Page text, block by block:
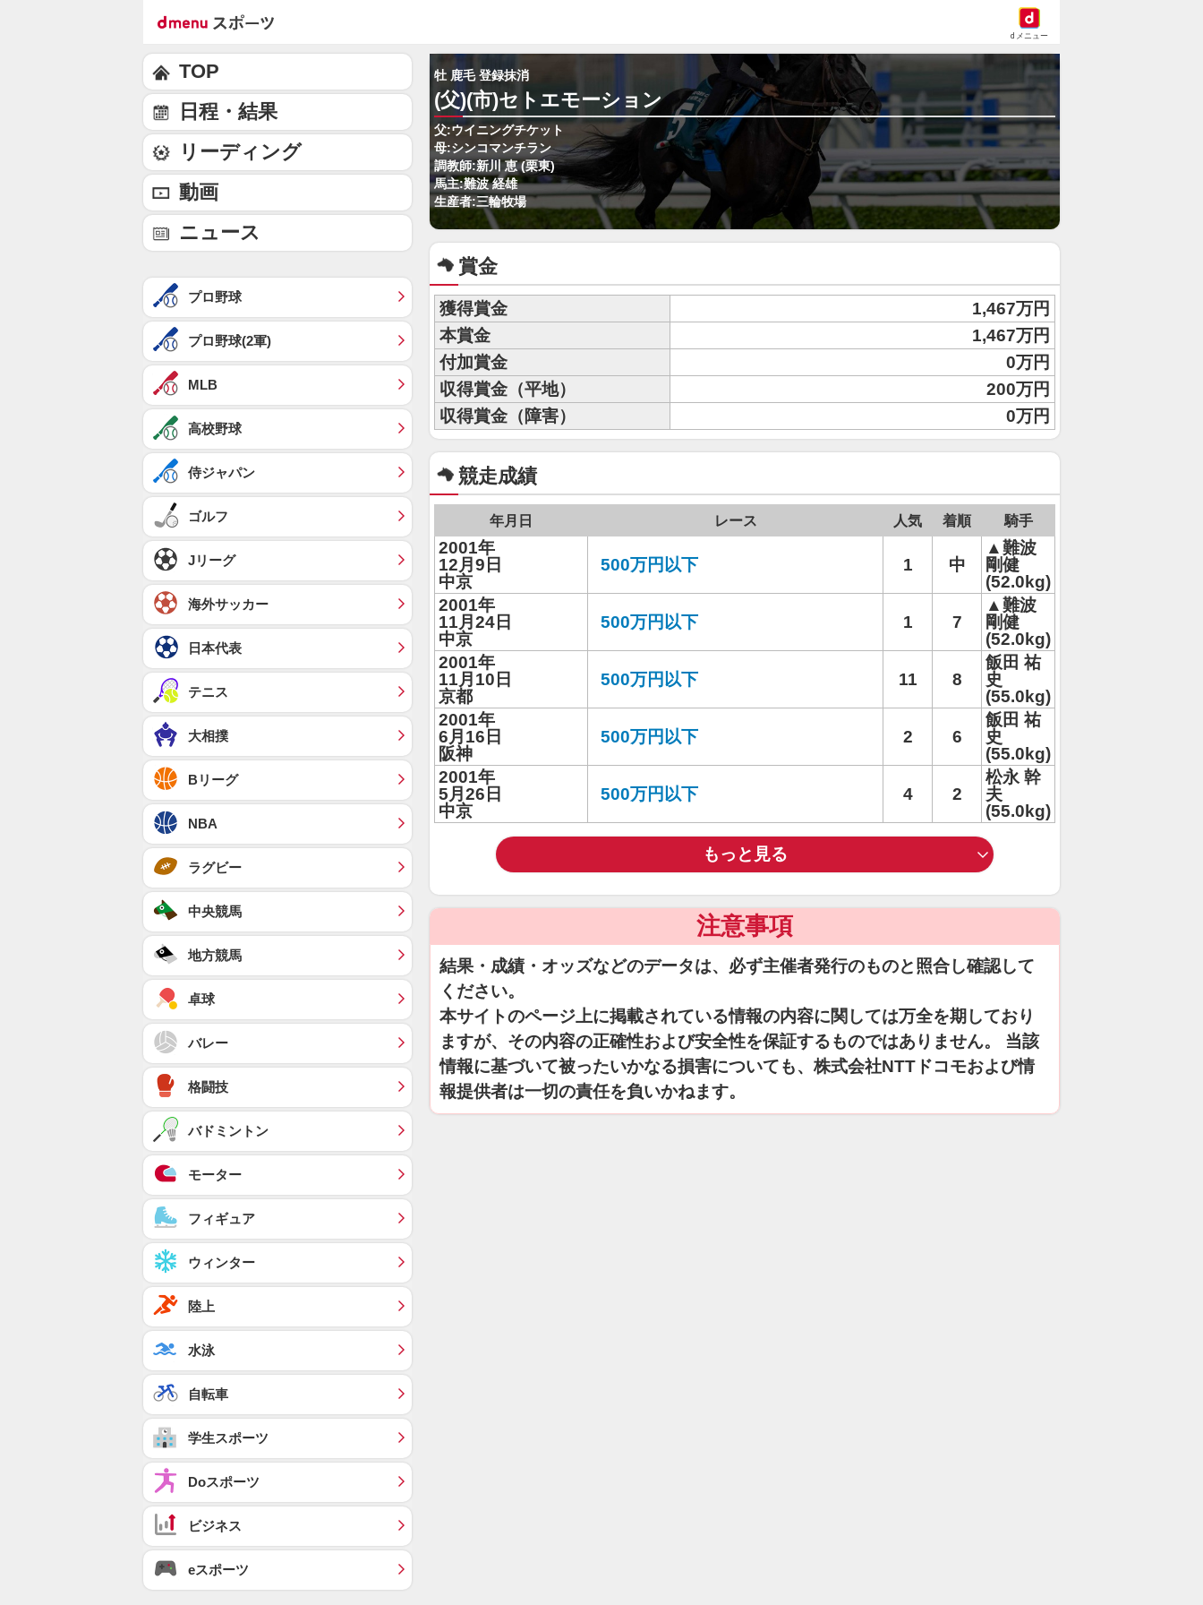
dメニュー
牡 鹿毛 登録抹消
(父)(市)セトエモーション
父:ウイニングチケット
母:シンコマンチラン
調教師:新川 恵 (栗東)
馬主:難波 経雄
生産者:三輪牧場
賞金
獲得賞金
1,467万円
本賞金
1,467万円
付加賞金
0万円
収得賞金（平地）
200万円
収得賞金（障害）
0万円
競走成績
年月日 レース 人気 着順 騎手
2001年
12月9日
中京
500万円以下 1 中
▲難波
剛健
(52.0kg)
2001年
11月24日
中京
500万円以下 1 7
▲難波
剛健
(52.0kg)
2001年
11月10日
京都
500万円以下 11 8
飯田 祐
史
(55.0kg)
2001年
6月16日
阪神
500万円以下 2 6
飯田 祐
史
(55.0kg)
2001年
5月26日
中京
500万円以下 4 2
松永 幹
夫
(55.0kg)
もっと見る
注意事項
結果・成績・オッズなどのデータは、必ず主催者発行のものと照合し確認して
ください。
本サイトのページ上に掲載されている情報の内容に関しては万全を期しており
ますが、その内容の正確性および安全性を保証するものではありません。 当該
情報に基づいて被ったいかなる損害についても、株式会社NTTドコモおよび情
報提供者は一切の責任を負いかねます。
TOP
日程・結果
リーディング
動画
ニュース
プロ野球
プロ野球(2軍)
MLB
高校野球
侍ジャパン
ゴルフ
Jリーグ
海外サッカー
日本代表
テニス
大相撲
Bリーグ
NBA
ラグビー
中央競馬
地方競馬
卓球
バレー
格闘技
バドミントン
モーター
フィギュア
ウィンター
陸上
水泳
自転車
学生スポーツ
Doスポーツ
ビジネス
eスポーツ